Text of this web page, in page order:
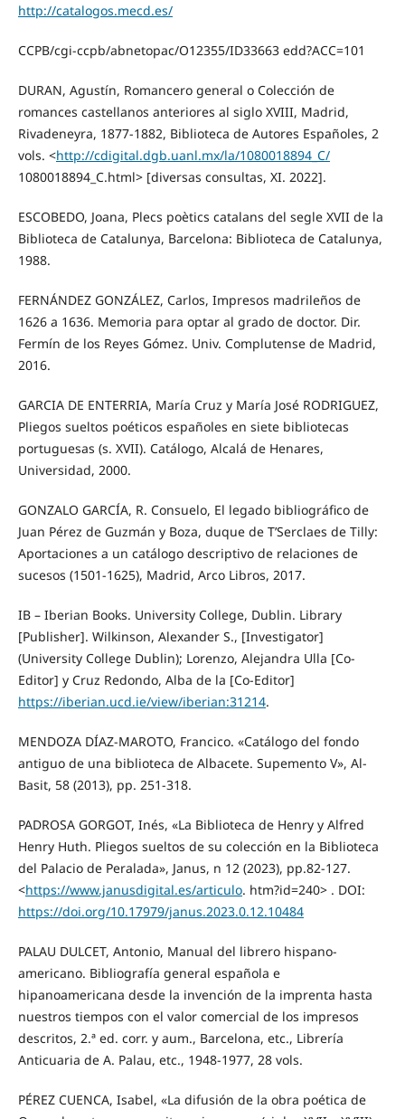
http://catalogos.mecd.es/
CCPB/cgi-ccpb/abnetopac/O12355/ID33663 edd?ACC=101
DURAN, Agustín, Romancero general o Colección de
romances castellanos anteriores al siglo XVIII, Madrid,
Rivadeneyra, 1877-1882, Biblioteca de Autores Españoles, 2
vols. <http://cdigital.dgb.uanl.mx/la/1080018894_C/
1080018894_C.html> [diversas consultas, XI. 2022].
ESCOBEDO, Joana, Plecs poètics catalans del segle XVII de la
Biblioteca de Catalunya, Barcelona: Biblioteca de Catalunya,
1988.
FERNÁNDEZ GONZÁLEZ, Carlos, Impresos madrileños de
1626 a 1636. Memoria para optar al grado de doctor. Dir.
Fermín de los Reyes Gómez. Univ. Complutense de Madrid,
2016.
GARCIA DE ENTERRIA, María Cruz y María José RODRIGUEZ,
Pliegos sueltos poéticos españoles en siete bibliotecas
portuguesas (s. XVII). Catálogo, Alcalá de Henares,
Universidad, 2000.
GONZALO GARCÍA, R. Consuelo, El legado bibliográfico de
Juan Pérez de Guzmán y Boza, duque de T’Serclaes de Tilly:
Aportaciones a un catálogo descriptivo de relaciones de
sucesos (1501-1625), Madrid, Arco Libros, 2017.
IB – Iberian Books. University College, Dublin. Library
[Publisher]. Wilkinson, Alexander S., [Investigator]
(University College Dublin); Lorenzo, Alejandra Ulla [Co-
Editor] y Cruz Redondo, Alba de la [Co-Editor]
https://iberian.ucd.ie/view/iberian:31214.
MENDOZA DÍAZ-MAROTO, Francico. «Catálogo del fondo
antiguo de una biblioteca de Albacete. Supemento V», Al-
Basit, 58 (2013), pp. 251-318.
PADROSA GORGOT, Inés, «La Biblioteca de Henry y Alfred
Henry Huth. Pliegos sueltos de su colección en la Biblioteca
del Palacio de Peralada», Janus, n 12 (2023), pp.82-127.
<https://www.janusdigital.es/articulo. htm?id=240> . DOI:
https://doi.org/10.17979/janus.2023.0.12.10484
PALAU DULCET, Antonio, Manual del librero hispano-
americano. Bibliografía general española e
hipanoamericana desde la invención de la imprenta hasta
nuestros tiempos con el valor comercial de los impresos
descritos, 2.ª ed. corr. y aum., Barcelona, etc., Librería
Anticuaria de A. Palau, etc., 1948-1977, 28 vols.
PÉREZ CUENCA, Isabel, «La difusión de la obra poética de